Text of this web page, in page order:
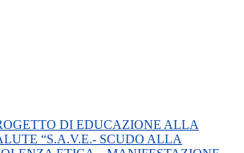
DI EDUCAZIONE ALLA
“S.A.V.E.- SCUDO ALLA